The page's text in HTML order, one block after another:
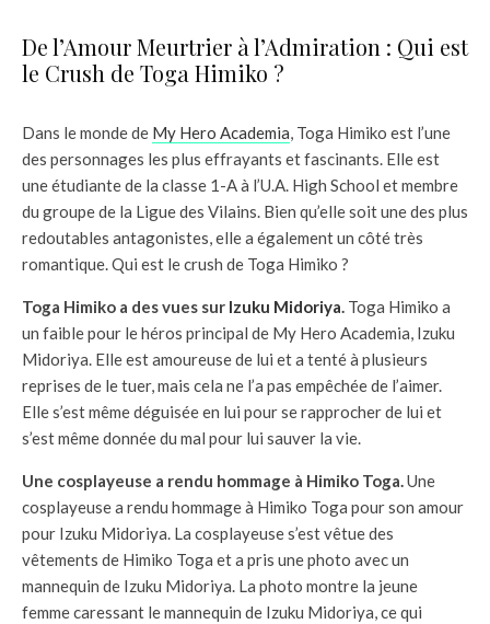
De l’Amour Meurtrier à l’Admiration : Qui est
le Crush de Toga Himiko ?
Dans le monde de My Hero Academia, Toga Himiko est l’une
des personnages les plus effrayants et fascinants. Elle est
une étudiante de la classe 1-A à l’U.A. High School et membre
du groupe de la Ligue des Vilains. Bien qu’elle soit une des plus
redoutables antagonistes, elle a également un côté très
romantique. Qui est le crush de Toga Himiko ?
Toga Himiko a des vues sur Izuku Midoriya. Toga Himiko a
un faible pour le héros principal de My Hero Academia, Izuku
Midoriya. Elle est amoureuse de lui et a tenté à plusieurs
reprises de le tuer, mais cela ne l’a pas empêchée de l’aimer.
Elle s’est même déguisée en lui pour se rapprocher de lui et
s’est même donnée du mal pour lui sauver la vie.
Une cosplayeuse a rendu hommage à Himiko Toga.Une
cosplayeuse a rendu hommage à Himiko Toga pour son amour
pour Izuku Midoriya. La cosplayeuse s’est vêtue des
vêtements de Himiko Toga et a pris une photo avec un
mannequin de Izuku Midoriya. La photo montre la jeune
femme caressant le mannequin de Izuku Midoriya, ce qui